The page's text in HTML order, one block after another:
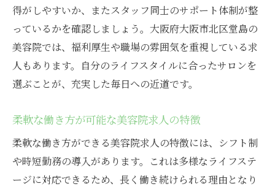
得がしやすいか、またスタッフ同士のサポート体制が整
っているかを確認しましょう。大阪府大阪市北区堂島の
美容院では、福利厚生や職場の雰囲気を重視している求
人もあります。自分のライフスタイルに合ったサロンを
選ぶことが、充実した毎日への近道です。
柔軟な働き方が可能な美容院求人の特徴
柔軟な働き方ができる美容院求人の特徴には、シフト制
や時短勤務の導入があります。これは多様なライフステ
ージに対応できるため、長く働き続けられる理由となり